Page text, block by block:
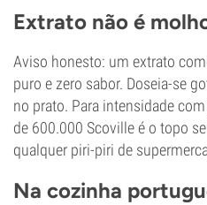
Extrato não é
Aviso honesto: um extrato
puro e zero sabor. Doseia-se
no prato. Para intensidade
de 600.000 Scoville é o topo
qualquer piri-piri de
Na cozinha